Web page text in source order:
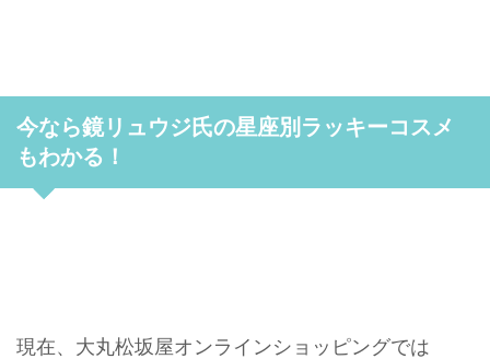
今なら鏡リュウジ氏の星座別ラッキーコスメ
もわかる！
現在、大丸松坂屋オンラインショッピングでは